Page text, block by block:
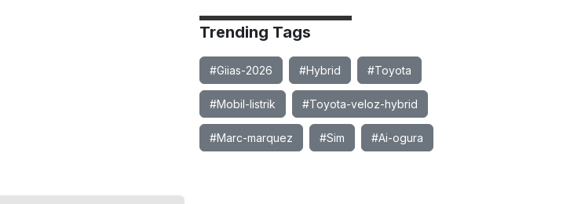
Trending Tags
#Giias-2026 #Hybrid #Toyota
#Mobil-listrik #Toyota-veloz-hybrid
#Marc-marquez #Sim #Ai-ogura